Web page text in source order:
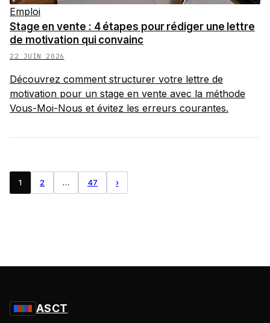
Emploi
Stage en vente : 4 étapes pour rédiger une lettre
de motivation qui convainc
22 JUIN 2026
Découvrez comment structurer votre lettre de
motivation pour un stage en vente avec la méthode
Vous-Moi-Nous et évitez les erreurs courantes.
1 2 … 47 ›
ASCT